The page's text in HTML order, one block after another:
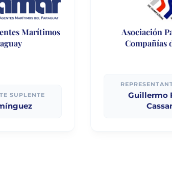
Marítimos
SUPLENTE
Asociación
Compañías
Guillermo